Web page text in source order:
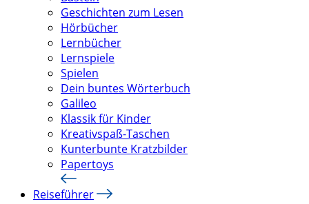
Geschichten zum Lesen
Hörbücher
Lernbücher
Lernspiele
Spielen
Dein buntes Wörterbuch
Galileo
Klassik für Kinder
Kreativspaß-Taschen
Kunterbunte Kratzbilder
Papertoys
Reiseführer